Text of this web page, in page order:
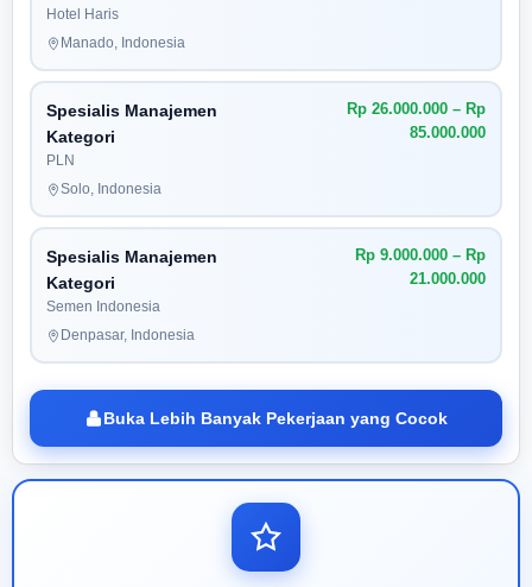
Hotel Haris
Manado, Indonesia
Spesialis Manajemen
Kategori
PLN
Rp 26.000.000 – Rp
85.000.000
Solo, Indonesia
Spesialis Manajemen
Kategori
Semen Indonesia
Rp 9.000.000 – Rp
21.000.000
Denpasar, Indonesia
Buka Lebih Banyak Pekerjaan yang Cocok